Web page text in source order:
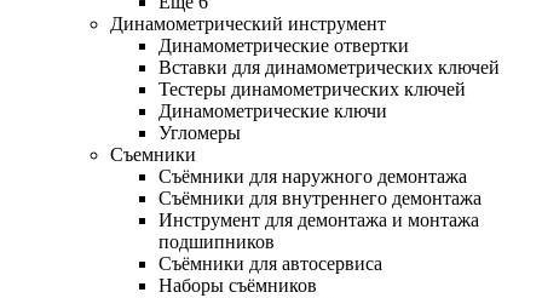
Динамометрический инструмент
Динамометрические отвертки
Вставки для динамометрических ключей
Тестеры динамометрических ключей
Динамометрические ключи
Угломеры
Съемники
Съёмники для наружного демонтажа
Съёмники для внутреннего демонтажа
Инструмент для демонтажа и монтажа
подшипников
Съёмники для автосервиса
Наборы съёмников